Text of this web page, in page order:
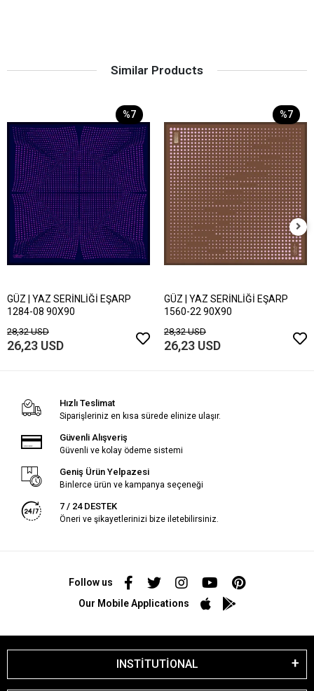
Similar Products
%7
GÜZ | YAZ SERİNLİĞİ EŞARP
1284-08 90X90
28,32 USD
26,23 USD
%7
GÜZ | YAZ SERİNLİĞİ EŞARP
1560-22 90X90
28,32 USD
26,23 USD
Hızlı Teslimat
Siparişleriniz en kısa sürede elinize ulaşır.
Güvenli Alışveriş
Güvenli ve kolay ödeme sistemi
Geniş Ürün Yelpazesi
Binlerce ürün ve kampanya seçeneği
7 / 24 DESTEK
Öneri ve şikayetlerinizi bize iletebilirsiniz.
Follow us
Our Mobile Applications
INSTİTUTİONAL